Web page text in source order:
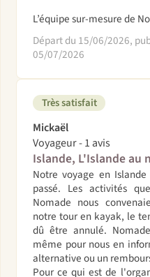
L’équipe sur-mesure de
Départ du 15/06/2026,
05/07/2026
Très satisfait
Mickaël
Voyageur - 1 avis
Islande, L'Islande au
Notre voyage en
passé. Les activités
Nomade nous
notre tour en kayak, le
dû être annulé.
même pour nous en
alternative ou un
Pour ce qui est de